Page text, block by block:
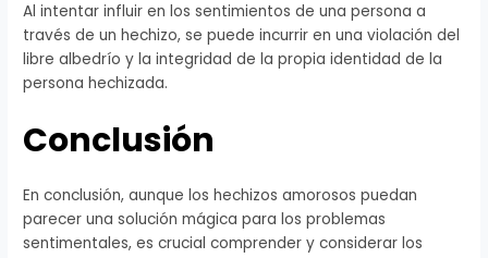
Al intentar influir en los sentimientos de una persona a
través de un hechizo, se puede incurrir en una violación del
libre albedrío y la integridad de la propia identidad de la
persona hechizada.
Conclusión
En conclusión, aunque los hechizos amorosos puedan
parecer una solución mágica para los problemas
sentimentales, es crucial comprender y considerar los